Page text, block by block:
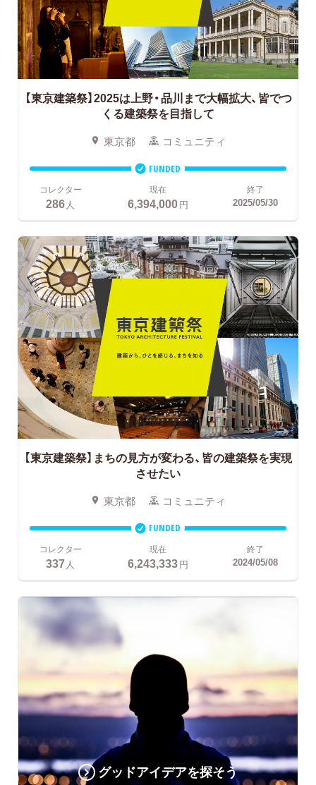
【東京建築祭】2025は上野・品川まで大幅拡大、皆でつ
くる建築祭を目指して
東京都 コミュニティ
FUNDED
コレクター
286人
現在
6,394,000円
終了
2025/05/30
【東京建築祭】まちの見方が変わる、皆の建築祭を実現
させたい
東京都 コミュニティ
FUNDED
コレクター
337 人
現在
6,243,333円
終了
2024/05/08
グッドアイデアを探そう